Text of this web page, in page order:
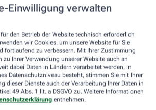
Einwilligung verwalten
den Betrieb der Website technisch erforderlich
wir Cookies, um unsere Website für Sie
fortlaufend zu verbessern. Mit Ihrer Zustimmung
Ihrer Verwendung unserer Website auch an
dabei Daten in Ländern verarbeitet werden, in
Datenschutzniveau besteht, stimmen Sie mit Ihrer
dieser Dienste auch der Verarbeitung Ihrer Daten in
49 Abs. 1 lit. a DSGVO zu. Weitere Informationen
entnehmen.
Stress … All das kann Einfluss auf
Attacken haben. Mit der Migräne-App der
Anfälle mit welchen Symptomen auftreten.
Muster zu erkennen und die
etwa durch den optimalen
Migräne-Medikamenten. Darüber hinaus
Informationen zu Migräne bereit
zur Entspannung und Stressbewältigung.
bewegt: Digitaler Personal